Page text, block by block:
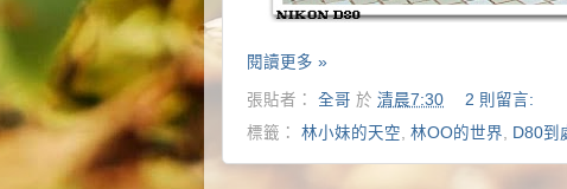
閱讀更多 »
張貼者： 全哥 於 清晨7:30
2 則留言:
標籤： 林小妹的天空 林OO的世界 D80到